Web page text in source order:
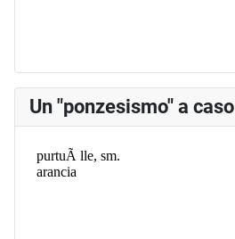
Un "ponzesismo" a caso